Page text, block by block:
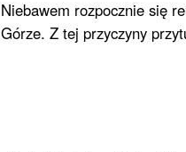
Niebawem rozpocznie się
Górze. Z tej przyczyny